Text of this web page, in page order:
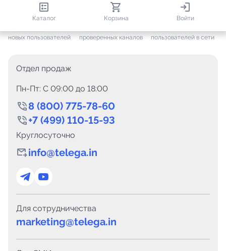
Каталог Корзина Войти
813 319
новых пользователей проверенных каналов пользователей в сети
Отдел продаж
Пн-Пт: C 09:00 до 18:00
8 (800) 775-78-60
+7 (499) 110-15-93
Круглосуточно
info@telega.in
Для сотрудничества
marketing@telega.in